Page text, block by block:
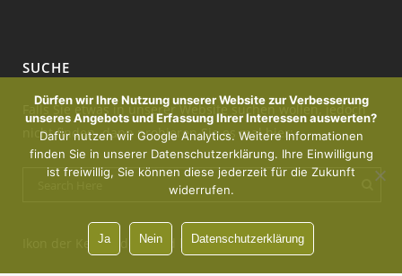
SUCHE
Falls Sie etwas in unserer Website suchen wollen, jedoch
nicht finden, dann probieren Sie es mal hier:
Ikon der Kerze : designed by Freepik
Dürfen wir Ihre Nutzung unserer Website zur Verbesserung
unseres Angebots und Erfassung Ihrer Interessen auswerten?
Dafür nutzen wir Google Analytics. Weitere Informationen
finden Sie in unserer Datenschutzerklärung. Ihre Einwilligung
ist freiwillig, Sie können diese jederzeit für die Zukunft
widerrufen.
Ja Nein Datenschutzerklärung